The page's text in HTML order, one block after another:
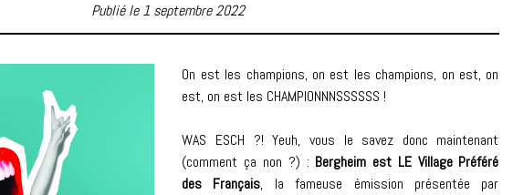
Publié le 1 septembre 2022
On est les champions, on est les champions, on est, on
est, on est les CHAMPIONNNSSSSSS !
WAS ESCH ?! Yeuh, vous le savez donc maintenant
(comment ça non ?) : Bergheim est LE Village Préféré
des Français, la fameuse émission présentée par